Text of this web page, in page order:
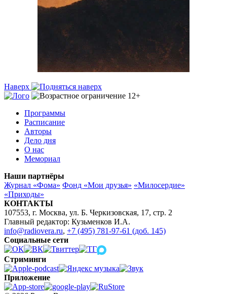
Наверх
Программы
Расписание
Авторы
Дело дня
О нас
Мемориал
Наши партнёры
Журнал «Фома» Фонд «Мои друзья» «Милосердие»
«Приходы»
КОНТАКТЫ
107553, г. Москва, ул. Б. Черкизовская, 17, стр. 2
Главный редактор: Кузьменков И.А.
info@radiovera.ru, +7 (495) 781-97-61 (доб. 145)
Социальные сети
Стриминги
Приложение